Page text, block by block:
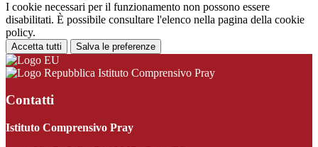
I cookie necessari per il funzionamento non possono essere
disabilitati. È possibile consultare l'elenco nella pagina della cookie
policy.
Accetta tutti Salva le preferenze
Istituto Comprensivo Pray
Contatti
Istituto Comprensivo Pray